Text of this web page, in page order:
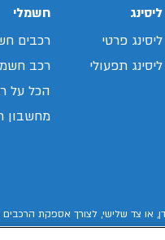
ליסינג
ליסינג פרטי
ליסינג תפעולי
חשמלי
רכבים
רכב
הכל על
מחשבון
צד שלישי, לצורך אספקת הרכבים